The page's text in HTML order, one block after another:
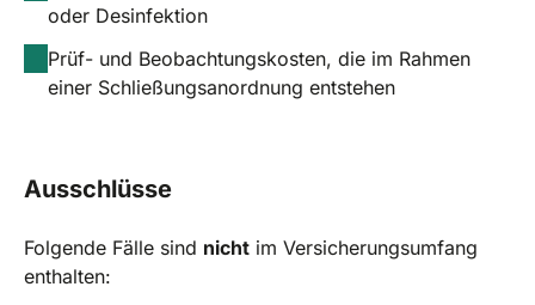
oder Desinfektion
Prüf- und Beobachtungskosten, die im Rahmen
einer Schließungsanordnung entstehen
Ausschlüsse
Folgende Fälle sind nicht im Versicherungsumfang
enthalten: